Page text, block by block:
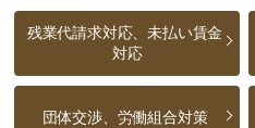
残業代請求対応、未払い賃金
対応
団体交渉、労働組合対策